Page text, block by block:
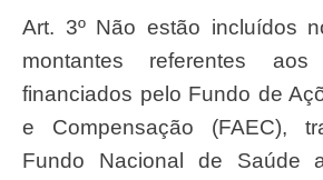
Art. 3º Não estão incluídos no Teto MAC os
montantes referentes aos
financiados pelo Fundo de
e Compensação (FAEC),
Fundo Nacional de Saúde